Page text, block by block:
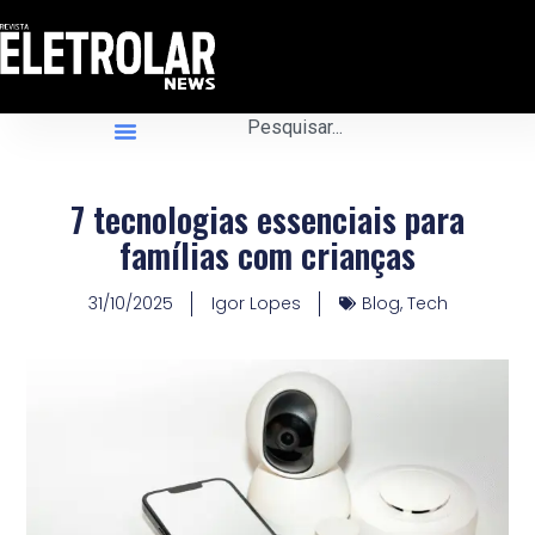
7 tecnologias essenciais para
famílias com crianças
31/10/2025 Igor Lopes Blog, Tech